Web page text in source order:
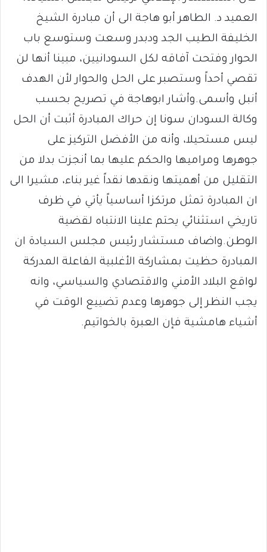
العميد د. الطاهر أبو هاجة الى أن مبادرة الشيخ
الخليفة الطيب الجد ودبدر وسعت وستوسع باب
الحوار وفتحت آفاقه لكل السودانيين، مبينا أنها لن
تقصي أحداً وستصبر على الحل والحوار لأن الهدف
أنبل وأسمى.وأشار ابوهاجة في تصريح بحسب
وكالة السودان سونا إن حراك المبادرة أثبت أن الحل
ليس مستحيلا، وأنه من الأفضل التركيز على
جوهرها ومراميها والحكم عليها بما أنجزت بدلا من
التقليل من أهميتها ونقدها نقداً غير بناء، مشيرا الى
ان المبادرة تمثل مرتكزا أساسياً يأتي في ظرف
تاريخي استثنائي يحتم علينا الانتباه لقضية
الوطن.واضاف مستشار رئيس مجلس السيادة ان
المبادرة حظيت بمشاركة الأغلبية الفاعلة المدركة
لواقع البلاد الأمني والاقتصادي والسياسي، وانه
يجب النظر إلى جوهرها وعدم تضييع الوقت في
أشياء هامشية فإن العبرة بالخواتيم.